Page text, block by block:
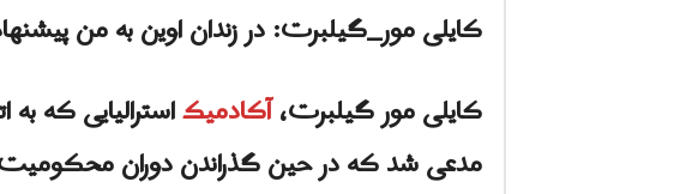
کایلی مور‌_گیلبرت: در زندان اوین به من
کایلی مور گیلبرت،آکادمیک
مدعی شد که در حین گذراندن دوران محکومیت